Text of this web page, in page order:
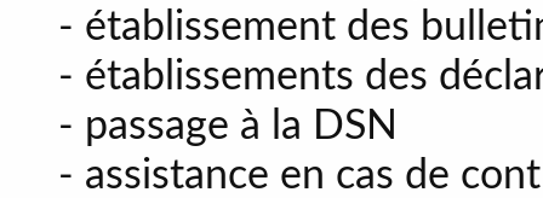
- établissement des
- établissements des
- passage à la DSN
- assistance en cas de